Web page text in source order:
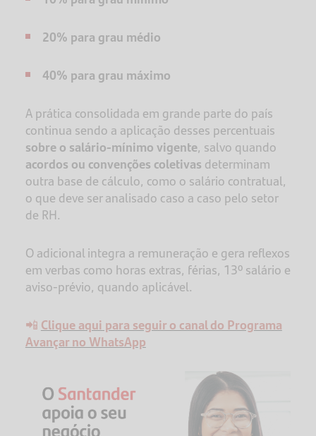
20% para grau médio
40% para grau máximo
A prática consolidada em grande parte do país
continua sendo a aplicação desses percentuais
sobre o salário-mínimo vigente, salvo quando
acordos ou convenções coletivas determinam
outra base de cálculo, como o salário contratual,
o que deve ser analisado caso a caso pelo setor
de RH.
O adicional integra a remuneração e gera reflexos
em verbas como horas extras, férias, 13º salário e
aviso-prévio, quando aplicável.
📲 Clique aqui para seguir o canal do Programa
Avançar no WhatsApp